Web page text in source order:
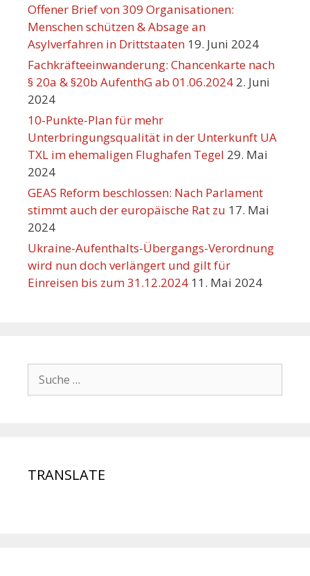
Offener Brief von 309 Organisationen:
Menschen schützen & Absage an
Asylverfahren in Drittstaaten 19. Juni 2024
Fachkräfteeinwanderung: Chancenkarte nach
§ 20a & §20b AufenthG ab 01.06.2024 2. Juni
2024
10-Punkte-Plan für mehr
Unterbringungsqualität in der Unterkunft UA
TXL im ehemaligen Flughafen Tegel 29. Mai
2024
GEAS Reform beschlossen: Nach Parlament
stimmt auch der europäische Rat zu 17. Mai
2024
Ukraine-Aufenthalts-Übergangs-Verordnung
wird nun doch verlängert und gilt für
Einreisen bis zum 31.12.2024 11. Mai 2024
TRANSLATE